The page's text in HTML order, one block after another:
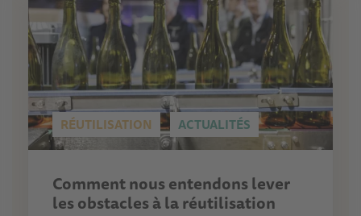
RÉUTILISATION ACTUALITÉS
Comment nous entendons lever
les obstacles à la réutilisation